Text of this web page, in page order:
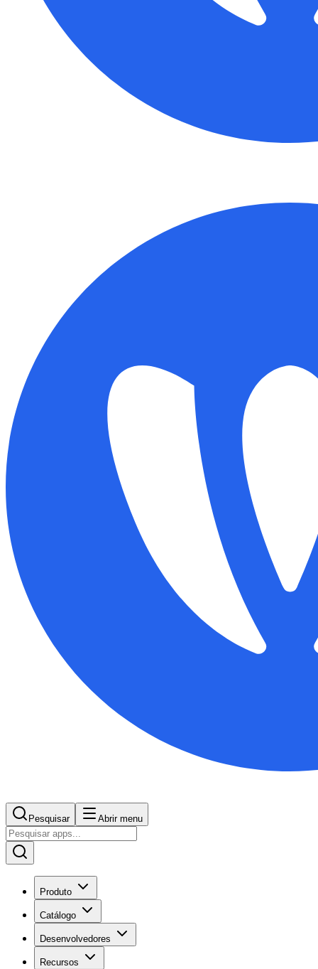
Pesquisar Abrir menu
Produto
Catálogo
Desenvolvedores
Recursos